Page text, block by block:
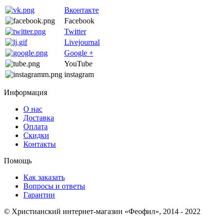
Вконтакте
Facebook
Twitter
Livejournal
Google +
YouTube
instagram
Информация
О нас
Доставка
Оплата
Скидки
Контакты
Помощь
Как заказать
Вопросы и ответы
Гарантии
© Христианский интернет-магазин «Феофил», 2014 - 2022